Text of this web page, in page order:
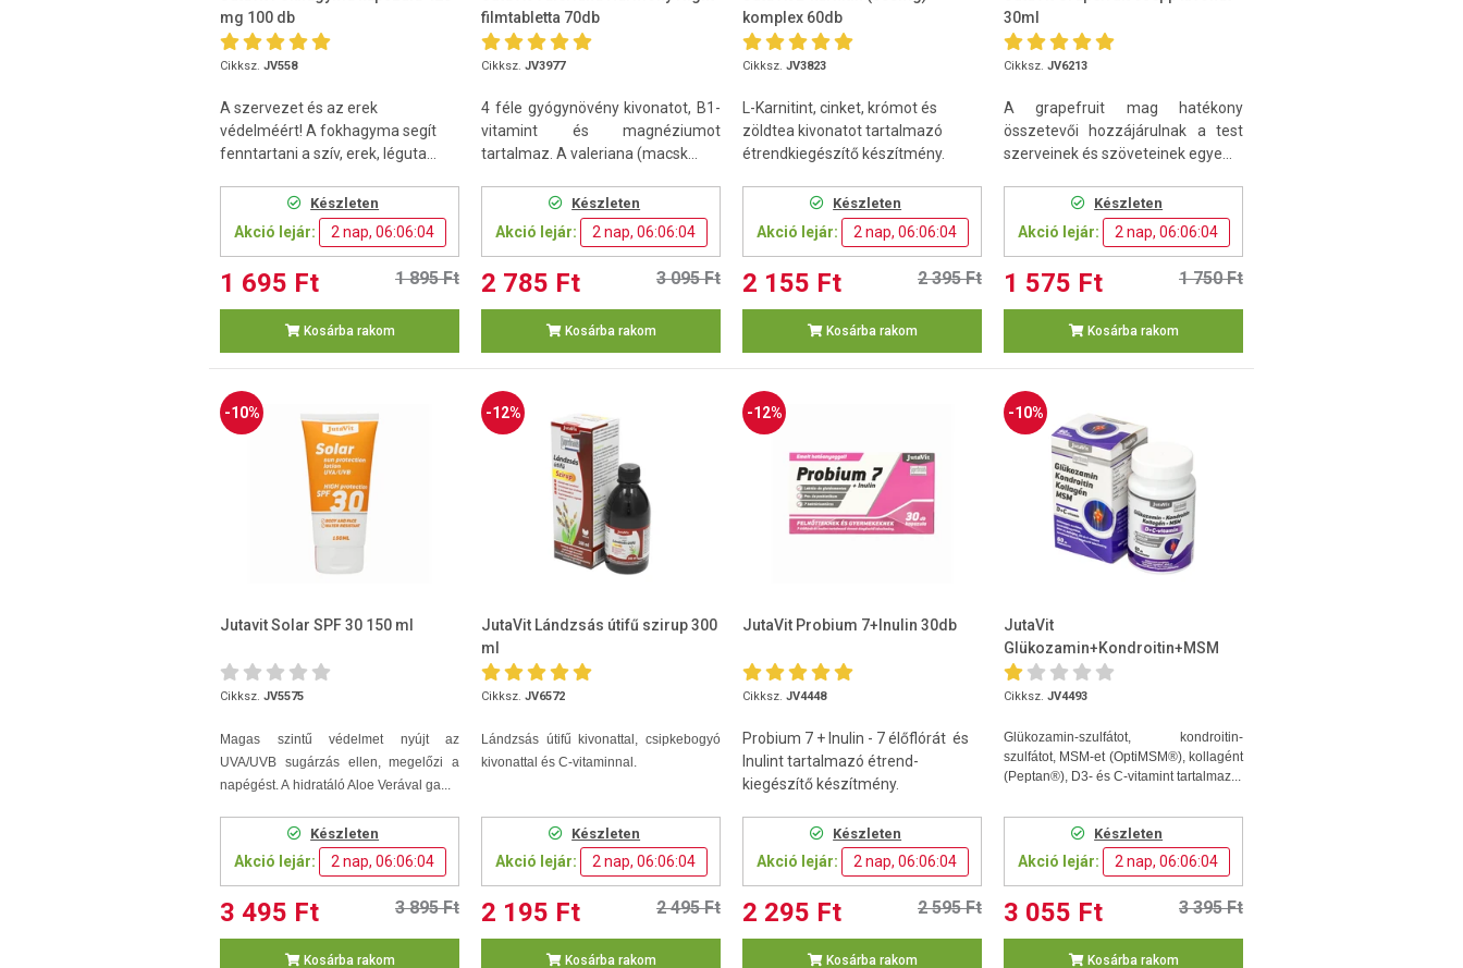
mg 100 db
Cikksz. JV558
A szervezet és az erek
védelméért! A fokhagyma segít
fenntartani a szív, erek, léguta...
Készleten
Akció lejár: 2 nap, 06:06:03
1 695 Ft 1 895 Ft
Kosárba rakom
filmtabletta 70db
Cikksz. JV3977
4 féle gyógynövény kivonatot, B1-
vitamint és magnéziumot
tartalmaz. A valeriana (macsk...
Készleten
Akció lejár: 2 nap, 06:06:03
2 785 Ft 3 095 Ft
Kosárba rakom
komplex 60db
Cikksz. JV3823
L-Karnitint, cinket, krómot és
zöldtea kivonatot tartalmazó
étrendkiegészítő készítmény.
Készleten
Akció lejár: 2 nap, 06:06:03
2 155 Ft 2 395 Ft
Kosárba rakom
30ml
Cikksz. JV6213
A grapefruit mag hatékony
összetevői hozzájárulnak a test
szerveinek és szöveteinek egye...
Készleten
Akció lejár: 2 nap, 06:06:03
1 575 Ft 1 750 Ft
Kosárba rakom
-10%
Jutavit Solar SPF 30 150 ml
Cikksz. JV5575
Magas szintű védelmet nyújt az
UVA/UVB sugárzás ellen, megelőzi a
napégést. A hidratáló Aloe Verával ga...
Készleten
Akció lejár: 2 nap, 06:06:03
3 495 Ft 3 895 Ft
Kosárba rakom
-12%
JutaVit Lándzsás útifű szirup 300
ml
Cikksz. JV6572
Lándzsás útifű kivonattal, csipkebogyó
kivonattal és C-vitaminnal.
Készleten
Akció lejár: 2 nap, 06:06:03
2 195 Ft 2 495 Ft
Kosárba rakom
-12%
JutaVit Probium 7+Inulin 30db
Cikksz. JV4448
Probium 7 + Inulin - 7 élőflórát és
Inulint tartalmazó étrend-
kiegészítő készítmény.
Készleten
Akció lejár: 2 nap, 06:06:03
2 295 Ft 2 595 Ft
Kosárba rakom
-10%
JutaVit
Glükozamin+Kondroitin+MSM
60db tabletta
Cikksz. JV4493
Glükozamin-szulfátot, kondroitin-
szulfátot, MSM-et (OptiMSM®), kollagént
(Peptan®), D3- és C-vitamint tartalmaz...
Készleten
Akció lejár: 2 nap, 06:06:03
3 055 Ft 3 395 Ft
Kosárba rakom